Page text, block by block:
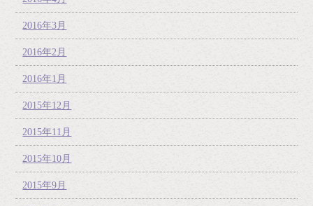
2016年3月
2016年2月
2016年1月
2015年12月
2015年11月
2015年10月
2015年9月